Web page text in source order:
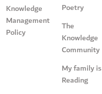
Knowledge
Management
Policy
Poetry
The
Knowledge
Community
My family is
Reading